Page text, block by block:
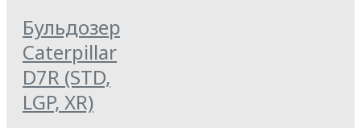
Бульдозер
Caterpillar
D7R (STD,
LGP, XR)